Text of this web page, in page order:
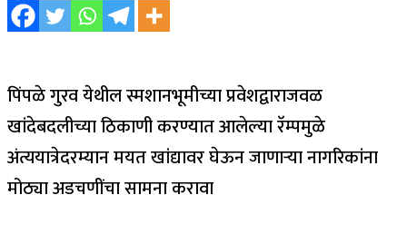
पिंपळे गुरव येथील स्मशानभूमीच्या प्रवेशद्वाराजवळ
खांदेबदलीच्या ठिकाणी करण्यात आलेल्या रॅम्पमुळे
अंत्ययात्रेदरम्यान मयत खांद्यावर घेऊन जाणाऱ्या नागरिकांना
मोठ्या अडचणींचा सामना करावा